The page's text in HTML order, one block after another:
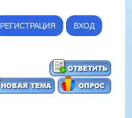
РЕГИСТРАЦИЯ ВХОД